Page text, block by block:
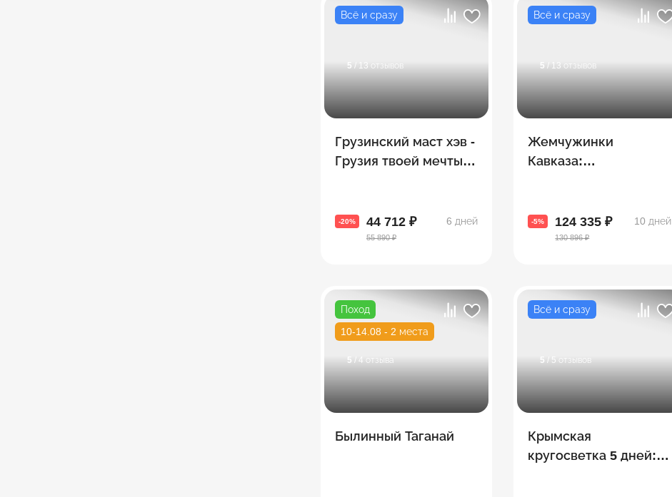
Всё и сразу
5 / 13 отзывов
Грузинский маст хэв -
Грузия твоей мечты! 8
-20% 44 712 ₽
55 890 ₽
6 дней
Всё и сразу
5 / 13 отзывов
Жемчужинки
Кавказа:
-5% 124 335 ₽
130 896 ₽
10 дней
Поход
10-14.08 - 2 места
5 / 4 отзыва
Былинный Таганай
Всё и сразу
5 / 5 отзывов
Крымская
кругосветка 5 дней: